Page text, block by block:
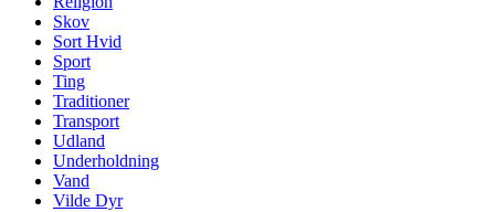
Skov
Sort Hvid
Sport
Ting
Traditioner
Transport
Udland
Underholdning
Vand
Vilde Dyr